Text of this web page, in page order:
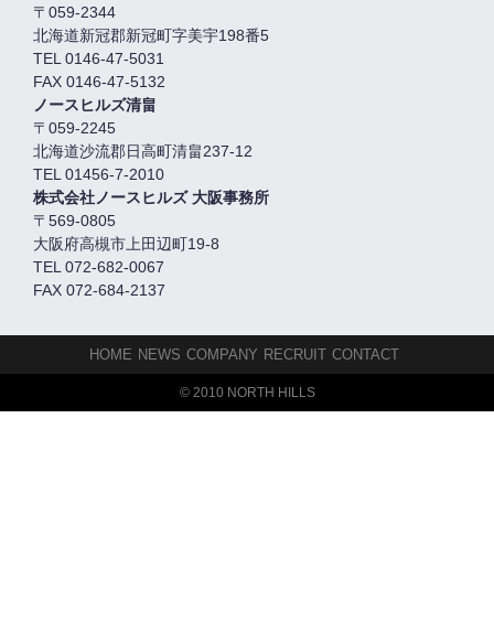
〒059-2344
北海道新冠郡新冠町字美宇198番5
TEL 0146-47-5031
FAX 0146-47-5132
ノースヒルズ清畠
〒059-2245
北海道沙流郡日高町清畠237-12
TEL 01456-7-2010
株式会社ノースヒルズ 大阪事務所
〒569-0805
大阪府高槻市上田辺町19-8
TEL 072-682-0067
FAX 072-684-2137
HOME NEWS COMPANY RECRUIT CONTACT
© 2010 NORTH HILLS